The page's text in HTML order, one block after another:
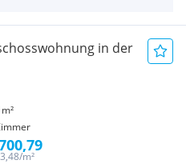
in der
m²
m²